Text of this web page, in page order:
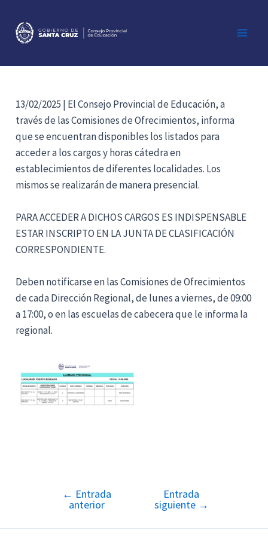
contenido
13/02/2025 | El Consejo Provincial de Educación, a
través de las Comisiones de Ofrecimientos, informa
que se encuentran disponibles los listados para
acceder a los cargos y horas cátedra en
establecimientos de diferentes localidades. Los
mismos se realizarán de manera presencial.
PARA ACCEDER A DICHOS CARGOS ES INDISPENSABLE
ESTAR INSCRIPTO EN LA JUNTA DE CLASIFICACIÓN
CORRESPONDIENTE.
Deben notificarse en las Comisiones de Ofrecimientos
de cada Dirección Regional, de lunes a viernes, de 09:00
a 17:00, o en las escuelas de cabecera que le informa la
regional.
Navegación
entradas
← Entrada
anterior
Entrada
siguiente →